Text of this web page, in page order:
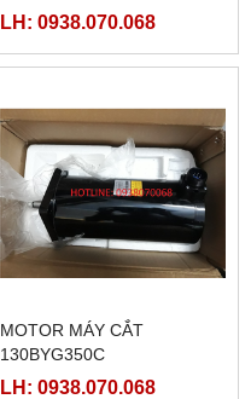
LH: 0938.070.068
MOTOR MÁY CẮT
130BYG350C
LH: 0938.070.068